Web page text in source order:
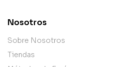
Nosotros
Sobre Nosotros
Tiendas